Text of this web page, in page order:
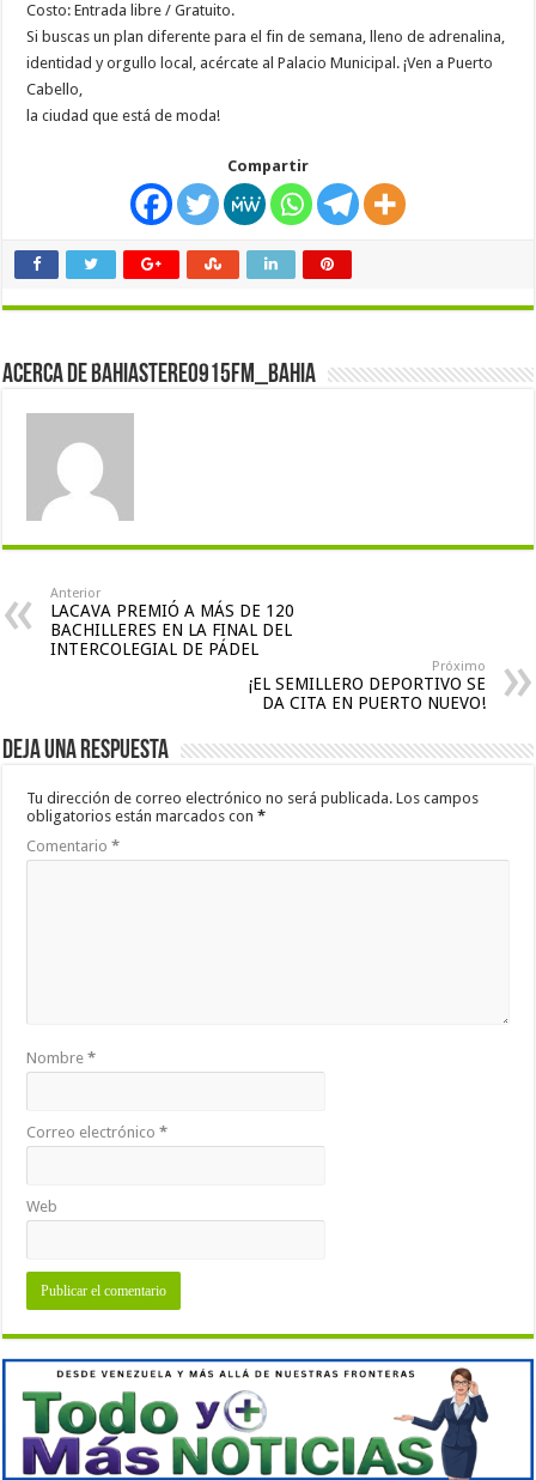
Costo: Entrada libre / Gratuito.
Si buscas un plan diferente para el fin de semana, lleno de adrenalina,
identidad y orgullo local, acércate al Palacio Municipal. ¡Ven a Puerto
Cabello,
la ciudad que está de moda!
Compartir
Acerca de bahiastereo915fm_bahia
Anterior
LACAVA PREMIÓ A MÁS DE 120
BACHILLERES EN LA FINAL DEL
INTERCOLEGIAL DE PÁDEL
Próximo
¡EL SEMILLERO DEPORTIVO SE
DA CITA EN PUERTO NUEVO!
Deja una respuesta
Tu dirección de correo electrónico no será publicada. Los campos
obligatorios están marcados con*
Comentario*
Nombre*
Correo electrónico*
Web